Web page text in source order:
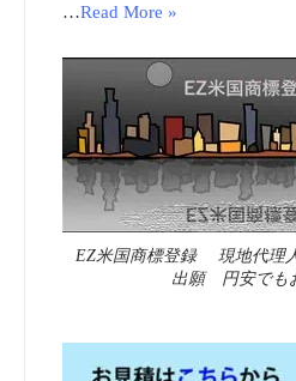
…Read More »
EZ米国商標登録 現地代理
出願 円安でも